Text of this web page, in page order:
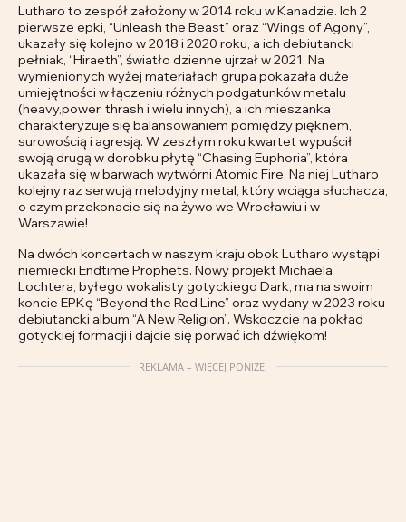
Lutharo to zespół założony w 2014 roku w Kanadzie. Ich 2
pierwsze epki, “Unleash the Beast” oraz “Wings of Agony”,
ukazały się kolejno w 2018 i 2020 roku, a ich debiutancki
pełniak, “Hiraeth”, światło dzienne ujrzał w 2021. Na
wymienionych wyżej materiałach grupa pokazała duże
umiejętności w łączeniu różnych podgatunków metalu
(heavy,power, thrash i wielu innych), a ich mieszanka
charakteryzuje się balansowaniem pomiędzy pięknem,
surowością i agresją. W zeszłym roku kwartet wypuścił
swoją drugą w dorobku płytę “Chasing Euphoria”, która
ukazała się w barwach wytwórni Atomic Fire. Na niej Lutharo
kolejny raz serwują melodyjny metal, który wciąga słuchacza,
o czym przekonacie się na żywo we Wrocławiu i w
Warszawie!
Na dwóch koncertach w naszym kraju obok Lutharo wystąpi
niemiecki Endtime Prophets. Nowy projekt Michaela
Lochtera, byłego wokalisty gotyckiego Dark, ma na swoim
koncie EPKę “Beyond the Red Line” oraz wydany w 2023 roku
debiutancki album “A New Religion”. Wskoczcie na pokład
gotyckiej formacji i dajcie się porwać ich dźwiękom!
REKLAMA – WIĘCEJ PONIŻEJ